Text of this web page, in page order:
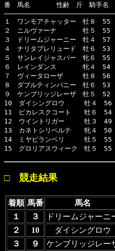
番　馬名　　　　性齢　斤　騎手名
１　ワンモアチャッター　牡８　
２　ニルヴァーナ　　　　牡５　55
３　ドリームジャーニー　牡４　
４　ナリタプレリュード　牡６　
５　サンレイジャスパー　牝６　
６　レインダンス　　　　牝４　54
７　ヴィータローザ　　　牡８　56
８　ダブルティンパニー　牡６　
９　ケンブリッジレーザ　牡５　
10　ダイシングロウ　　　牡４　
11　ピカレスクコート　　牡６　
12　ウイントリガー　　　牡３　
13　カネトシリベルテ　　牝４　
14　ミヤビランベリ　　　牡５　
15　グロリアスウィーク　牡５　
□ 競走結果
着順 馬番 馬名
１
３ ドリームジャーニ
２
10 ダイシングロウ
３
９ ケンブリッジレー